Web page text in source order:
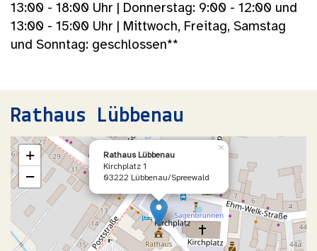
13:00 - 18:00 Uhr | Donnerstag: 9:00 - 12:00 und
13:00 - 15:00 Uhr | Mittwoch, Freitag, Samstag
und Sonntag: geschlossen**
Rathaus Lübbenau
Rathaus Lübbenau
Kirchplatz 1
03222 Lübbenau/Spreewald
×
+
−